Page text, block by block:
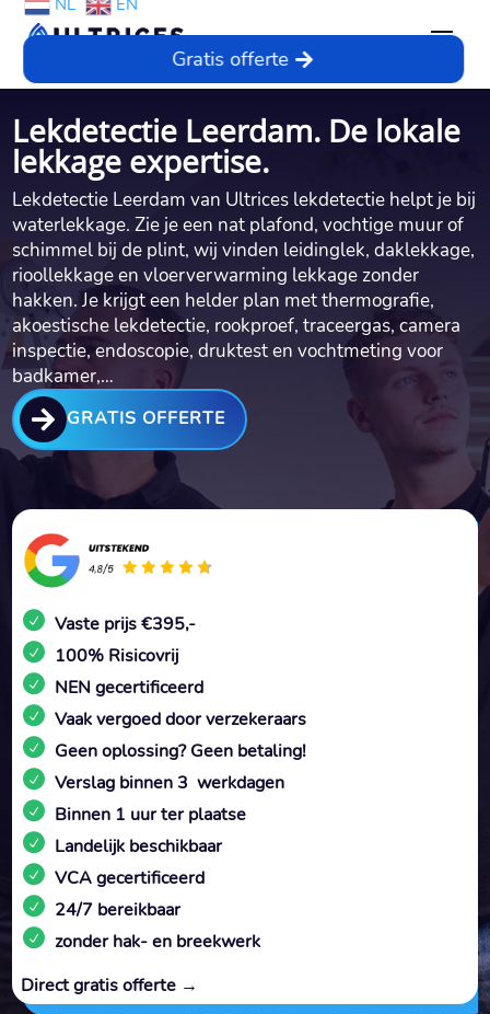
NL EN
Gratis offerte
Lekdetectie Leerdam. De lokale
lekkage expertise.
Lekdetectie Leerdam van Ultrices lekdetectie helpt je bij
waterlekkage.​ Zie je een nat plafond, vochtige muur of
schimmel bij de plint, wij vinden leidinglek, daklekkage,
rioollekkage en vloerverwarming lekkage zonder
hakken.​ Je krijgt een helder plan met thermografie,
akoestische lekdetectie, rookproef, traceergas, camera
inspectie, endoscopie, druktest en vochtmeting voor
badkamer,…
 GRATIS OFFERTE
Vaste prijs €395,-
100% Risicovrij
NEN gecertificeerd
Vaak vergoed door verzekeraars
Geen oplossing? Geen betaling!
Verslag binnen 3 werkdagen
Binnen 1 uur ter plaatse
Landelijk beschikbaar
VCA gecertificeerd
24/7 bereikbaar
zonder hak- en breekwerk
Direct gratis offerte →